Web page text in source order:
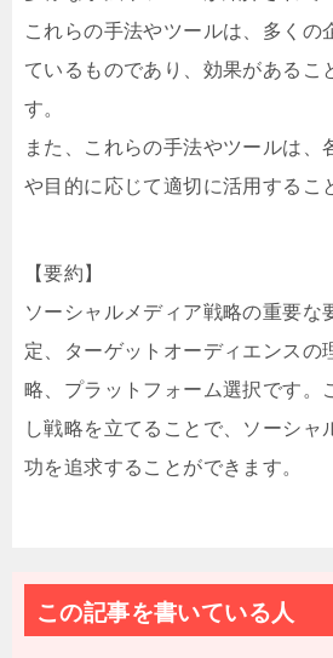
これらの手法やツールは、多くの
ているものであり、効果があるこ
す。
また、これらの手法やツールは、
や目的に応じて適切に活用するこ
【要約】
ソーシャルメディア戦略の重要な
定、ターゲットオーディエンスの
略、プラットフォーム選択です。
し戦略を立てることで、ソーシャ
功を追求することができます。
この記事を書いている人